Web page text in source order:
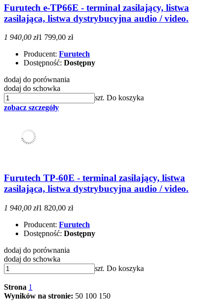
Furutech e-TP66E - terminal zasilający, listwa
zasilająca, listwa dystrybucyjna audio / video.
1 940,00 zł1 799,00 zł
Producent: Furutech
Dostępność: Dostępny
dodaj do porównania
dodaj do schowka
szt. Do koszyka
zobacz szczegóły
Furutech TP-60E - terminal zasilający, listwa
zasilająca, listwa dystrybucyjna audio / video.
1 940,00 zł1 820,00 zł
Producent: Furutech
Dostępność: Dostępny
dodaj do porównania
dodaj do schowka
szt. Do koszyka
Strona 1
Wyników na stronie: 50 100 150